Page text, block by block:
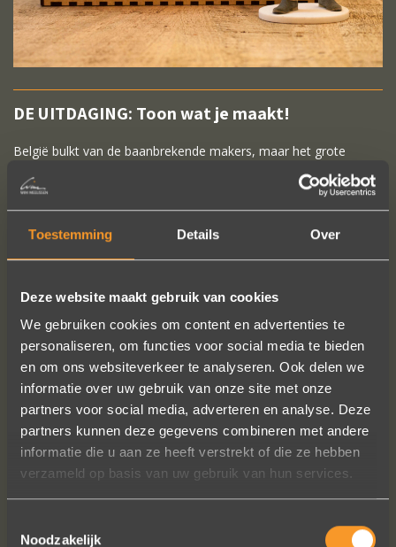
Toestemming Details Over
Deze website maakt gebruik van cookies
We gebruiken cookies om content en advertenties te
personaliseren, om functies voor social media te bieden
en om ons websiteverkeer te analyseren. Ook delen we
informatie over uw gebruik van onze site met onze
partners voor social media, adverteren en analyse. Deze
partners kunnen deze gegevens combineren met andere
informatie die u aan ze heeft verstrekt of die ze hebben
verzameld op basis van uw gebruik van hun services.
Noodzakelijk
DE UITDAGING: Toon wat je maakt!
België bulkt van de baanbrekende makers, maar het grote
publiek is zich daar veel te weinig van bewust. Makers met
passie verdienen een podium, en daarom lanceerden "De
Makers" een uitdaging gericht aan ALLE makers (professionals,
doe-het-zelf-makers, leerlingen): "Toon wat jij maakt en win
jezelf in 3D"!
Uit alle inzendingen selecteerde een jury 4 winnaars, en er was
ook één winnaar van de publieksprijs: "Wim Meeussen"!
De 5 winnaars kregen een 3D-selfie.
VOLG ONS OP SOCIALE MEDIA